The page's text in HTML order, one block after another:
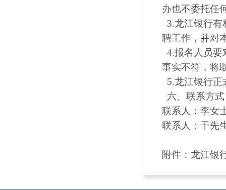
办也不委托任
3.龙江银行
聘工作，并对
4.报名人员要
事实不符，将
5.龙江银行正
六、联系方式
联系人：李
联系人：干
附件： 龙江银